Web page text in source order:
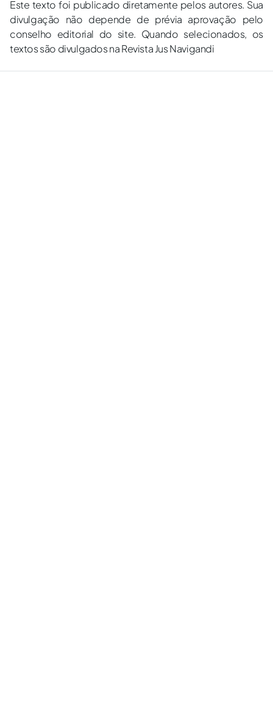
Este texto foi publicado diretamente pelos autores. Sua
divulgação não depende de prévia aprovação pelo
conselho editorial do site. Quando selecionados, os
textos são divulgados na Revista Jus Navigandi